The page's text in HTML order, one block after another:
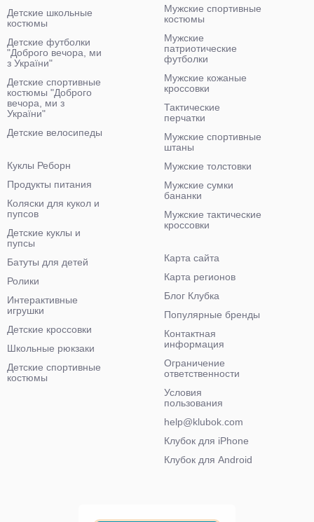
Детские школьные
костюмы
Детские футболки
"Доброго вечора, ми
з України"
Детские спортивные
костюмы "Доброго
вечора, ми з
України"
Детские велосипеды
Мужские спортивные
костюмы
Мужские
патриотические
футболки
Мужские кожаные
кроссовки
Тактические
перчатки
Мужские спортивные
штаны
Мужские толстовки
Мужские сумки
бананки
Мужские тактические
кроссовки
Куклы Реборн
Продукты питания
Коляски для кукол и
пупсов
Детские куклы и
пупсы
Батуты для детей
Ролики
Интерактивные
игрушки
Детские кроссовки
Школьные рюкзаки
Детские спортивные
костюмы
Карта сайта
Карта регионов
Блог Клубка
Популярные бренды
Контактная
информация
Ограничение
ответственности
Условия
пользования
help@klubok.com
Клубок для iPhone
Клубок для Android